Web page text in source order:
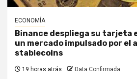
ECONOMÍA
Binance despliega su tarjeta
un mercado impulsado por el
stablecoins
19 horas atrás Data Confirmada